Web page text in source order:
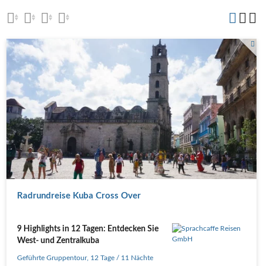
Radrundreise Kuba Cross Over
9 Highlights in 12 Tagen: Entdecken Sie
West- und Zentralkuba
Geführte Gruppentour, 12 Tage / 11 Nächte